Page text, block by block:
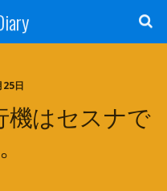
25日
機はセスナで